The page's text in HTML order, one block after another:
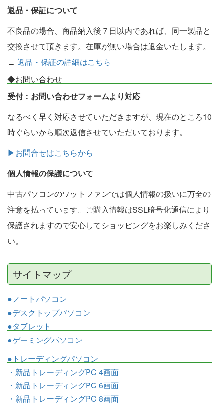
返品・保証について
不良品の場合、商品納入後７日以内であれば、同一製品と
交換させて頂きます。在庫が無い場合は返金いたします。
∟ 返品・保証の詳細はこちら
◆お問い合わせ
受付：お問い合わせフォームより対応
なるべく早く対応させていただきますが、現在のところ10
時ぐらいから順次返信させていただいております。
▶お問合せはこちらから
個人情報の保護について
中古パソコンのワットファンでは個人情報の扱いに万全の
注意を払っています。ご購入情報はSSL暗号化通信により
保護されますので安心してショッピングをお楽しみくださ
い。
サイトマップ
●ノートパソコン
●デスクトップパソコン
●タブレット
●ゲーミングパソコン
●トレーディングパソコン
・新品トレーディングPC 4画面
・新品トレーディングPC 6画面
・新品トレーディングPC 8画面